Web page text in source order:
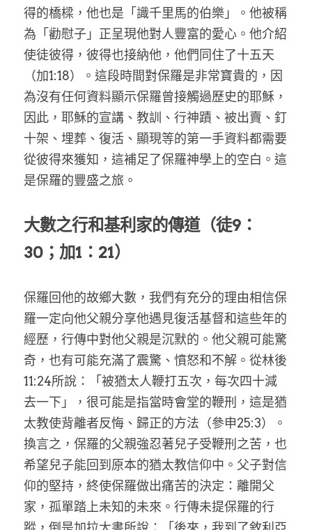
得的橋樑，他也是「識千里馬的伯樂」。他被稱
為「勸慰子」正呈現他對人豐富的愛心。他介紹
使徒彼得，彼得也接納他，他們同住了十五天
（加1:18）。這段時間對保羅是非常寶貴的，因
為沒有任何資料顯示保羅曾接觸過歷史的耶穌，
因此，耶穌的宣講、教訓、行神蹟、被出賣、釘
十架、埋葬、復活、顯現等的第一手資料都需要
從彼得來獲知，這補足了保羅神學上的空白。這
是保羅的豐盛之旅。
大數之行和基利家的傳道（徒9：
30；加1：21）
保羅回他的故鄉大數，我們有充分的理由相信保
羅一定向他父親分享他遇見復活基督和這些年的
經歷，行傳中對他父親是沉默的。他父親可能驚
奇，也有可能充滿了震驚、憤怒和不解。從林後
11:24所說：「被猶太人鞭打五次，每次四十減
去一下」，很可能是指當時會堂的鞭刑，這是猶
太教使背離者反悔、歸正的方法（參申25:3）。
換言之，保羅的父親強忍著兒子受鞭刑之苦，也
希望兒子能回到原本的猶太教信仰中。父子對信
仰的堅持，終使保羅做出痛苦的決定：離開父
家，孤單踏上未知的未來。行傳未提保羅的行